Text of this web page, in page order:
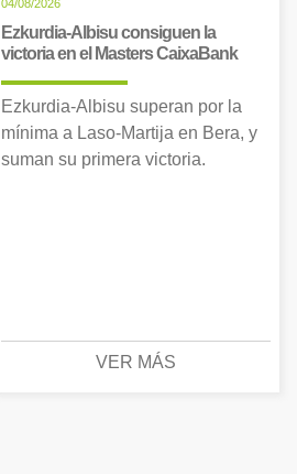
04/08/2026
Ezkurdia-Albisu consiguen la
victoria en el Masters CaixaBank
Ezkurdia-Albisu superan por la
mínima a Laso-Martija en Bera, y
suman su primera victoria.
VER MÁS